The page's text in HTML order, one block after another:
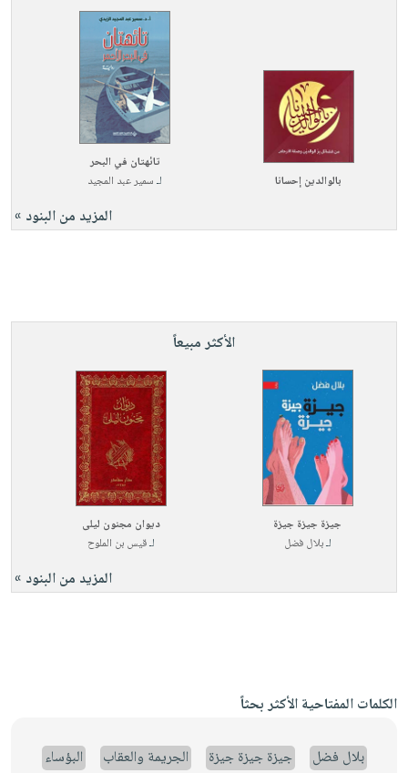
بالوالدين إحسانا
تائهتان في البحر
لـسمير عبد المجيد
المزيد من البنود »
الأكثر مبيعاً
جيزة جيزة جيزة
لـبلال فضل
ديوان مجنون ليلى
لـقيس بن الملوح
المزيد من البنود »
الكلمات المفتاحية الأكثر بحثاً
بلال فضل جيزة جيزة جيزة الجريمة والعقاب البؤساء